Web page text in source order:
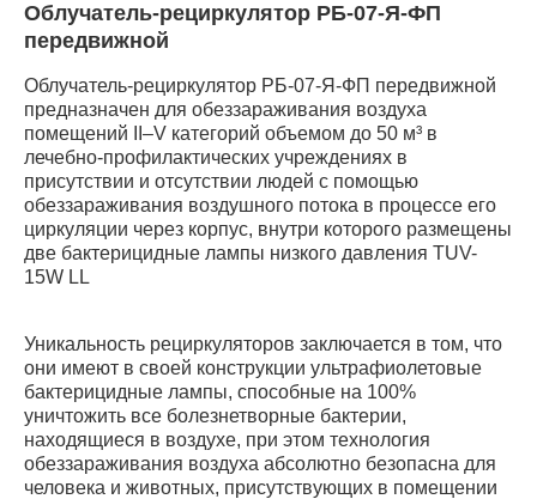
Облучатель-рециркулятор РБ-07-Я-ФП
передвижной
Облучатель-рециркулятор РБ-07-Я-ФП передвижной
предназначен для обеззараживания воздуха
помещений II–V категорий объемом до 50 м³ в
лечебно-профилактических учреждениях в
присутствии и отсутствии людей с помощью
обеззараживания воздушного потока в процессе его
циркуляции через корпус, внутри которого размещены
две бактерицидные лампы низкого давления TUV-
15W LL
Уникальность рециркуляторов заключается в том, что
они имеют в своей конструкции ультрафиолетовые
бактерицидные лампы, способные на 100%
уничтожить все болезнетворные бактерии,
находящиеся в воздухе, при этом технология
обеззараживания воздуха абсолютно безопасна для
человека и животных, присутствующих в помещении